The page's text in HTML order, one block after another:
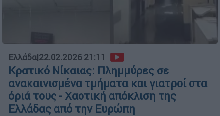
Ελλάδα|22.02.2026 21:11
Κρατικό Νίκαιας: Πλημμύρες σε
ανακαινισμένα τμήματα και γιατροί στα
όριά τους - Χαοτική απόκλιση της
Ελλάδας από την Ευρώπη